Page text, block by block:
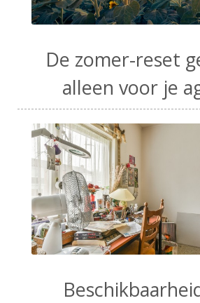
De zomer-reset
alleen voor je